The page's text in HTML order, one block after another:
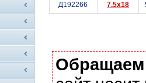
Д192266 7.5x18